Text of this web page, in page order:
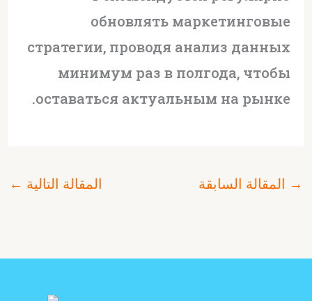
обновлять маркетинговые
стратегии, проводя анализ данных
минимум раз в полгода, чтобы
оставаться актуальным на рынке.
→ المقالة السابقة المقالة التالية ←